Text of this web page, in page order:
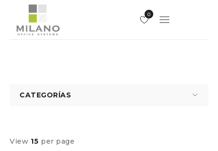
0
CATEGORÍAS
View 15 per page